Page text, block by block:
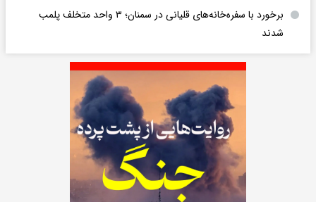
برخورد با سفره‌خانه‌های قلیانی در سمنان؛ ۳ واحد متخلف پلمب
شدند